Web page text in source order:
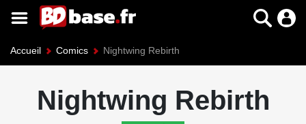
Accueil Comics Nightwing Rebirth
Nightwing Rebirth